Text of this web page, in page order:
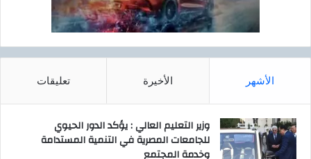
الأشهر الأخيرة تعليقات
وزير التعليم العالي : يؤكد الدور الحيوي
للجامعات المصرية في التنمية المستدامة
وخدمة المجتمع